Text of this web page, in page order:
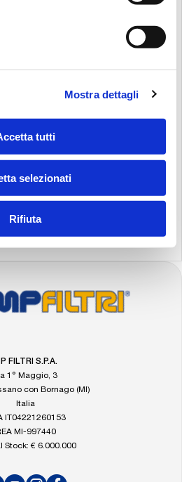
Mostra dettagli
tutti
selezionati
Rifiuta
FOOTER
FILTRI S.P.A.
1° Maggio, 3
con Bornago (MI)
Italia
IT04221260153
MI-997440
Stock: € 6.000.000